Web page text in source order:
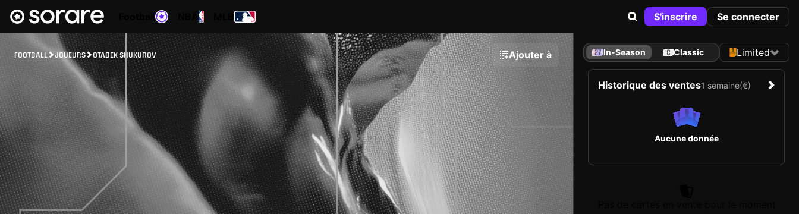
S'inscrire Se connecter
FOOTBALL JOUEURS OTABEK SHUKUROV Ajouter à In-Season Classic Limited
Historique des ventes1 semaine(€)
Aucune donnée